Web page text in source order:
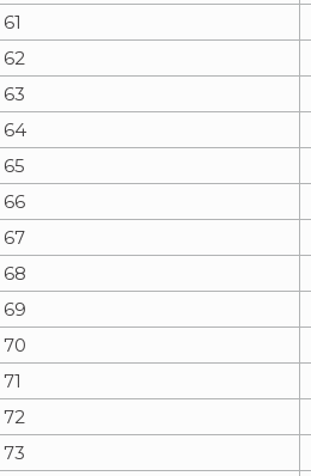
61
62
63
64
65
66
67
68
69
70
71
72
73